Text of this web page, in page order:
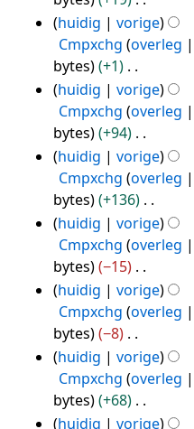
i
n
g
a
t
i
n
g
m
n
v
a
t
t
i
n
g
g
s
s
a
m
n
v
a
t
t
n
g
k
i
n
g
s
s
a
m
n
v
a
t
t
n
g
w
r
k
i
n
g
s
s
a
m
n
v
a
t
t
n
n
b
e
w
r
k
i
n
g
s
s
a
m
n
v
a
t
G
e
n
b
e
w
r
k
i
n
g
s
s
a
m
n
huidig vorige
Cmpxchg overleg
bytes
+1
G
e
n
b
e
w
r
k
i
n
g
s
s
a
huidig vorige
Cmpxchg overleg
bytes
+94
G
e
n
b
e
w
r
k
i
n
g
huidig vorige
Cmpxchg overleg
bytes
+136
G
e
n
b
e
w
r
k
huidig vorige
Cmpxchg overleg
bytes
−15
G
e
n
b
e
w
huidig vorige
Cmpxchg overleg
bytes
−8
G
e
n
huidig vorige
Cmpxchg overleg
bytes
+68
Ghuidig vorige